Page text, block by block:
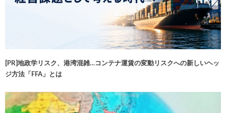
[PR]地政学リスク、港湾混雑…コンテナ運賃の変動リスクへの新しいヘッ
ジ方法「FFA」とは